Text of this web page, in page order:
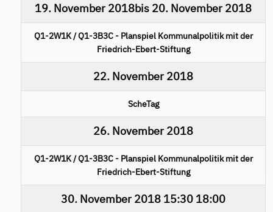
19. November 2018bis 20. November 2018
Q1-2W1K / Q1-3B3C - Planspiel Kommunalpolitik mit der
Friedrich-Ebert-Stiftung
22. November 2018
ScheTag
26. November 2018
Q1-2W1K / Q1-3B3C - Planspiel Kommunalpolitik mit der
Friedrich-Ebert-Stiftung
30. November 2018 15:30 18:00